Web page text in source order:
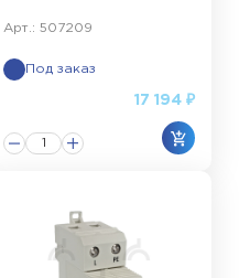
Арт.: 507209
Под заказ
17 194 ₽